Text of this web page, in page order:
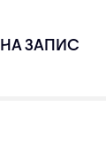
НА ЗАПИС